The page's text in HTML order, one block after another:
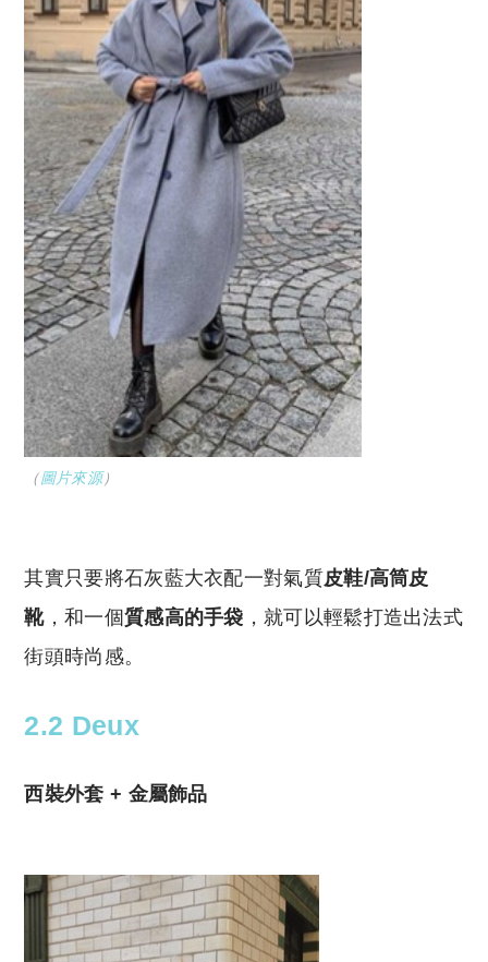
（圖片來源）
其實只要將石灰藍大衣配一對氣質皮鞋/高筒皮
靴，和一個質感高的手袋 ，就可以輕鬆打造出法式
街頭時尚感。
2.2 Deux
西裝外套 + 金屬飾品